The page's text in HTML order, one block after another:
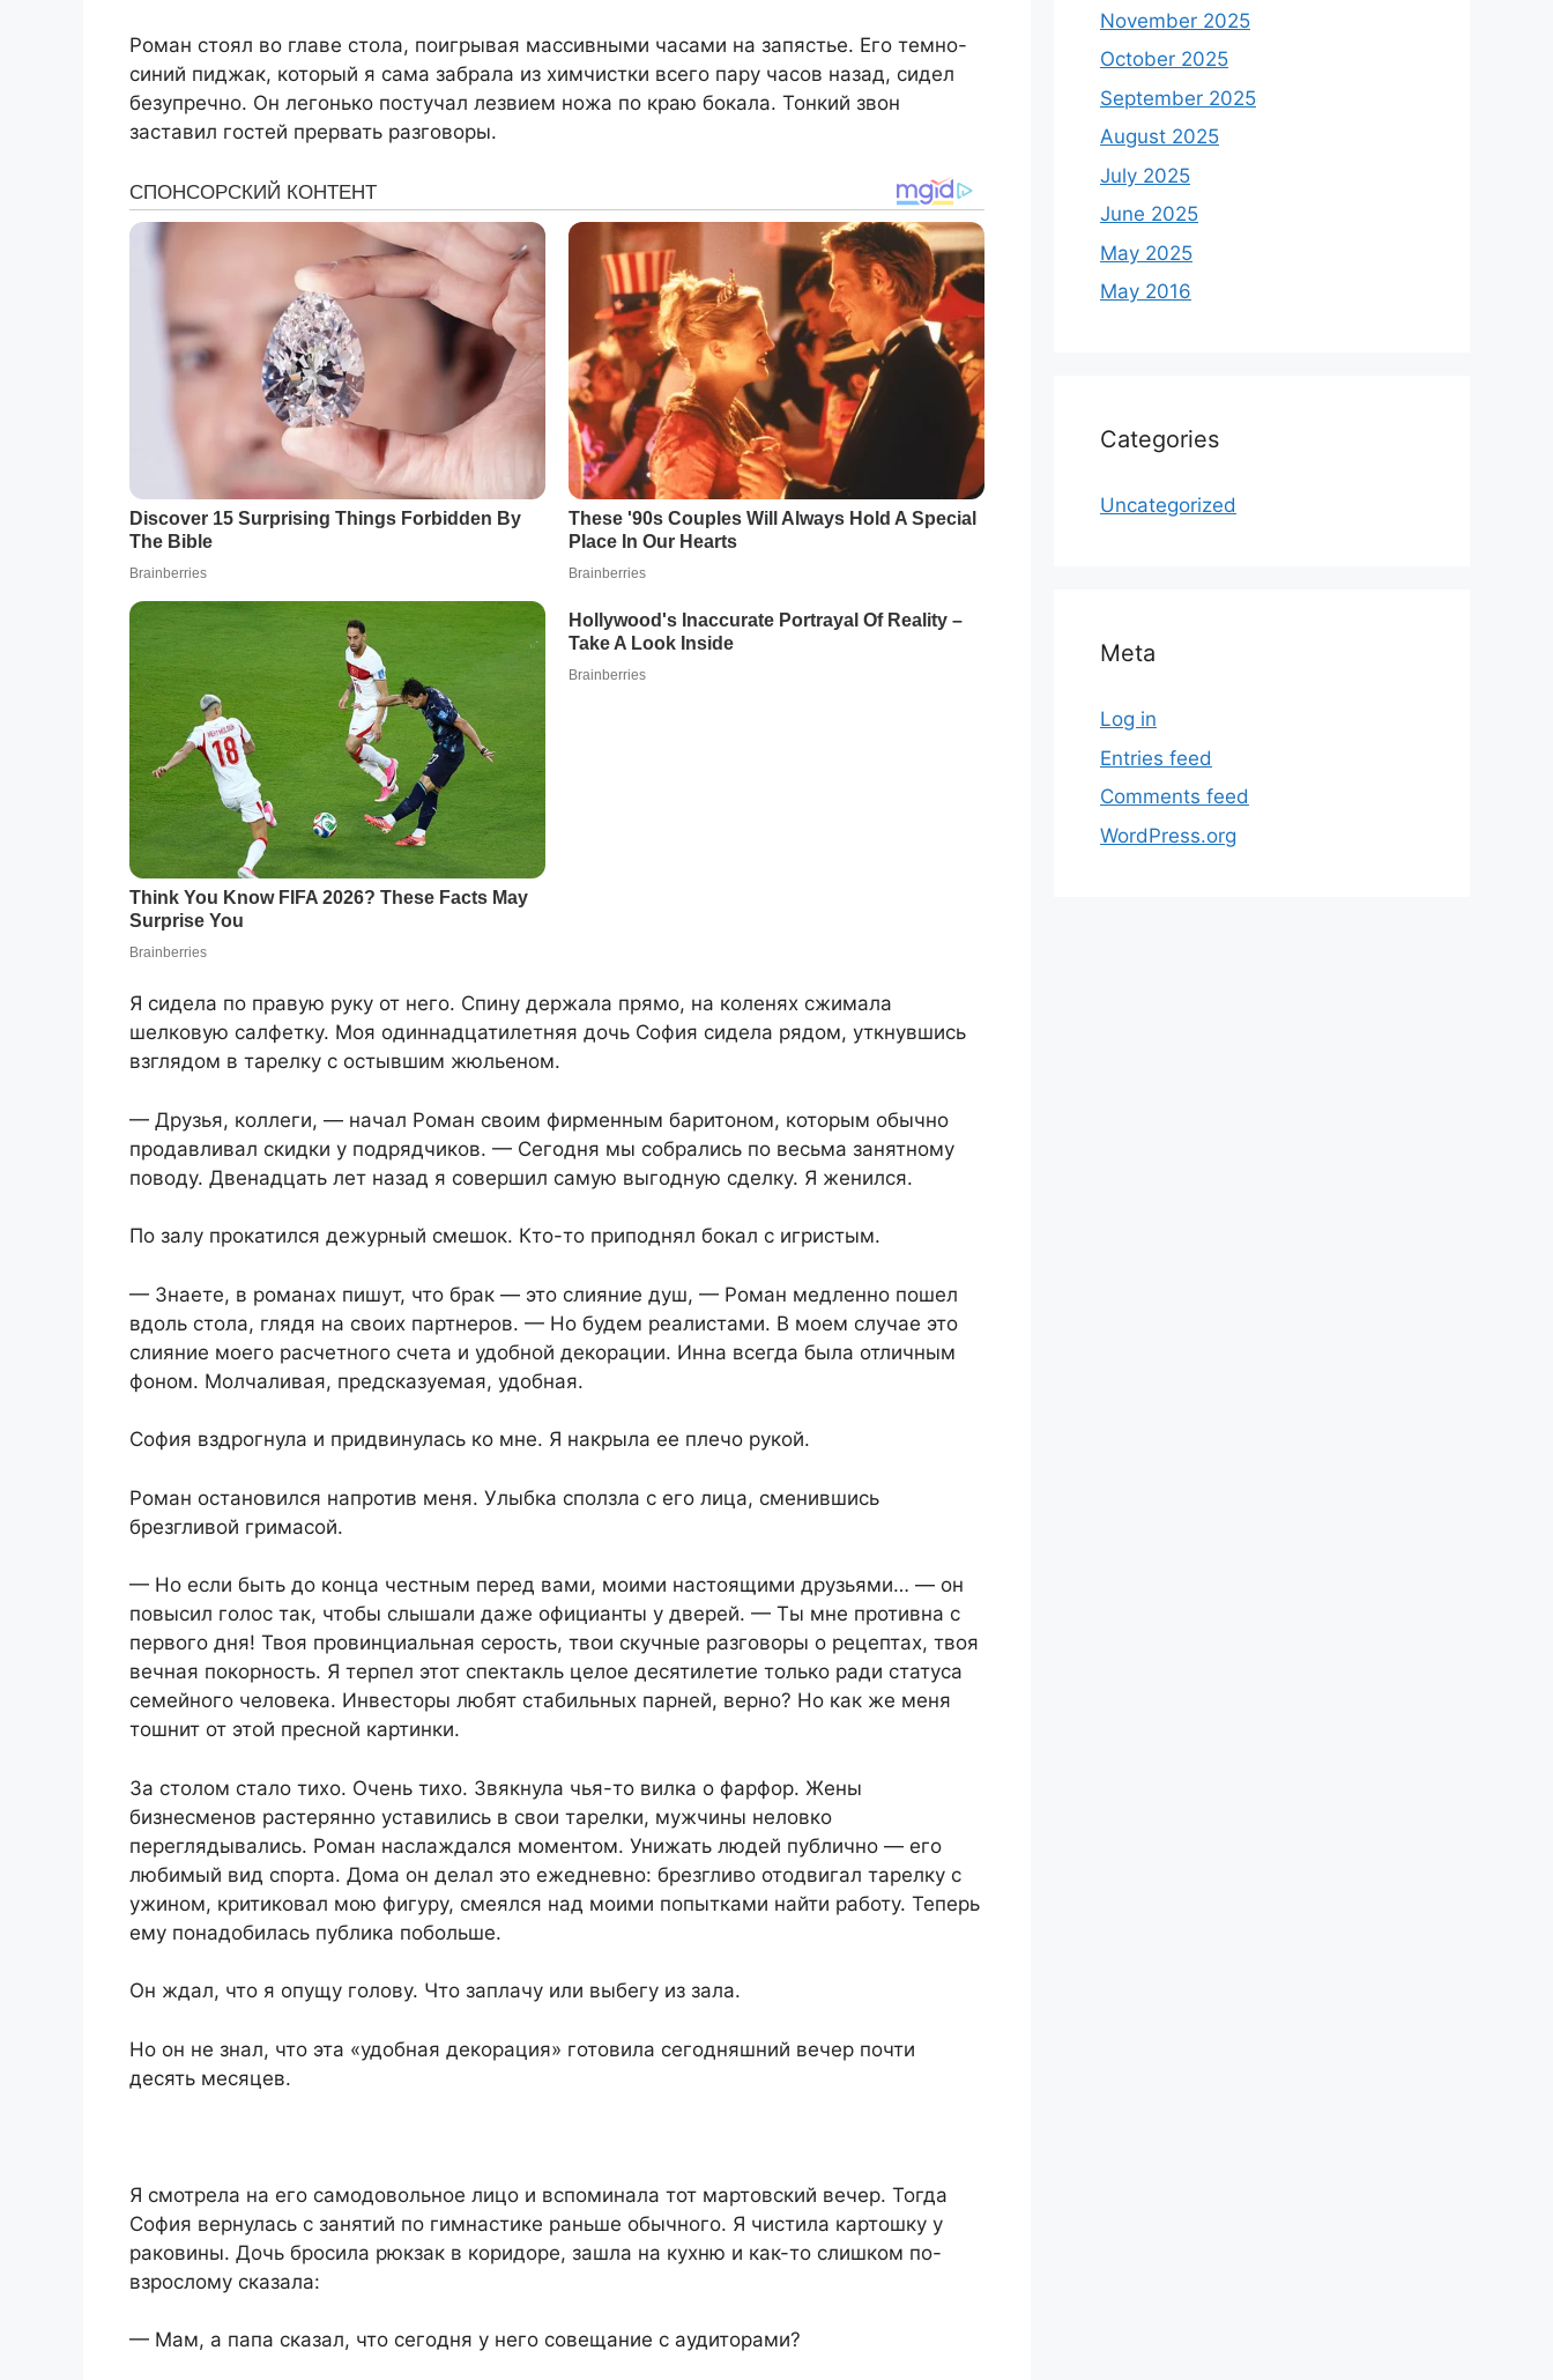
Роман стоял во главе стола, поигрывая массивными часами на запястье. Его темно-
синий пиджак, который я сама забрала из химчистки всего пару часов назад, сидел
безупречно. Он легонько постучал лезвием ножа по краю бокала. Тонкий звон
заставил гостей прервать разговоры.
Я сидела по правую руку от него. Спину держала прямо, на коленях сжимала
шелковую салфетку. Моя одиннадцатилетняя дочь София сидела рядом, уткнувшись
взглядом в тарелку с остывшим жюльеном.
— Друзья, коллеги, — начал Роман своим фирменным баритоном, которым обычно
продавливал скидки у подрядчиков. — Сегодня мы собрались по весьма занятному
поводу. Двенадцать лет назад я совершил самую выгодную сделку. Я женился.
По залу прокатился дежурный смешок. Кто-то приподнял бокал с игристым.
— Знаете, в романах пишут, что брак — это слияние душ, — Роман медленно пошел
вдоль стола, глядя на своих партнеров. — Но будем реалистами. В моем случае это
слияние моего расчетного счета и удобной декорации. Инна всегда была отличным
фоном. Молчаливая, предсказуемая, удобная.
София вздрогнула и придвинулась ко мне. Я накрыла ее плечо рукой.
Роман остановился напротив меня. Улыбка сползла с его лица, сменившись
брезгливой гримасой.
— Но если быть до конца честным перед вами, моими настоящими друзьями… — он
повысил голос так, чтобы слышали даже официанты у дверей. — Ты мне противна с
первого дня! Твоя провинциальная серость, твои скучные разговоры о рецептах, твоя
вечная покорность. Я терпел этот спектакль целое десятилетие только ради статуса
семейного человека. Инвесторы любят стабильных парней, верно? Но как же меня
тошнит от этой пресной картинки.
За столом стало тихо. Очень тихо. Звякнула чья-то вилка о фарфор. Жены
бизнесменов растерянно уставились в свои тарелки, мужчины неловко
переглядывались. Роман наслаждался моментом. Унижать людей публично — его
любимый вид спорта. Дома он делал это ежедневно: брезгливо отодвигал тарелку с
ужином, критиковал мою фигуру, смеялся над моими попытками найти работу. Теперь
ему понадобилась публика побольше.
Он ждал, что я опущу голову. Что заплачу или выбегу из зала.
Но он не знал, что эта «удобная декорация» готовила сегодняшний вечер почти
десять месяцев.
Я смотрела на его самодовольное лицо и вспоминала тот мартовский вечер. Тогда
София вернулась с занятий по гимнастике раньше обычного. Я чистила картошку у
раковины. Дочь бросила рюкзак в коридоре, зашла на кухню и как-то слишком по-
взрослому сказала:
— Мам, а папа сказал, что сегодня у него совещание с аудиторами?
November 2025
October 2025
September 2025
August 2025
July 2025
June 2025
May 2025
May 2016
Categories
Uncategorized
Meta
Log in
Entries feed
Comments feed
WordPress.org